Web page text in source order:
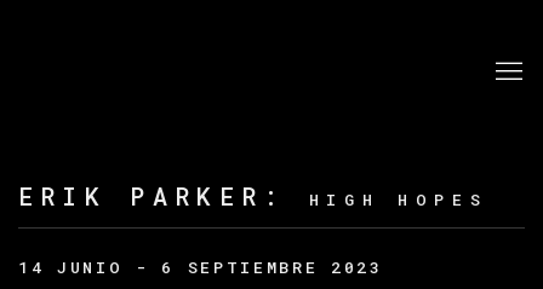
ERIK PARKER : HIGH HOPES
14 JUNIO - 6 SEPTIEMBRE 2023